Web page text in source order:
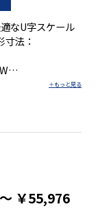
なU字スケール
法：
￥55,976